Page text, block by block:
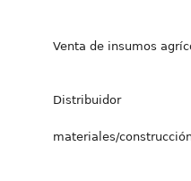
Venta de insumos
Distribuidor
materiales/